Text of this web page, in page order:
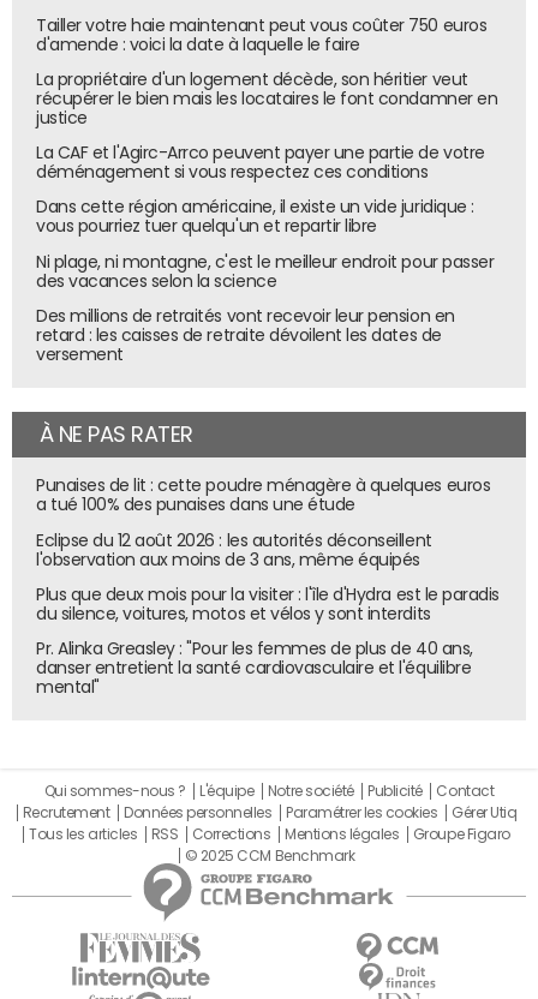
Tailler votre haie maintenant peut vous coûter 750 euros
d'amende : voici la date à laquelle le faire
La propriétaire d'un logement décède, son héritier veut
récupérer le bien mais les locataires le font condamner en
justice
La CAF et l'Agirc-Arrco peuvent payer une partie de votre
déménagement si vous respectez ces conditions
Dans cette région américaine, il existe un vide juridique :
vous pourriez tuer quelqu'un et repartir libre
Ni plage, ni montagne, c'est le meilleur endroit pour passer
des vacances selon la science
Des millions de retraités vont recevoir leur pension en
retard : les caisses de retraite dévoilent les dates de
versement
À NE PAS RATER
Punaises de lit : cette poudre ménagère à quelques euros
a tué 100% des punaises dans une étude
Eclipse du 12 août 2026 : les autorités déconseillent
l'observation aux moins de 3 ans, même équipés
Plus que deux mois pour la visiter : l'île d'Hydra est le paradis
du silence, voitures, motos et vélos y sont interdits
Pr. Alinka Greasley : "Pour les femmes de plus de 40 ans,
danser entretient la santé cardiovasculaire et l'équilibre
mental"
Qui sommes-nous ? L'équipe Notre société Publicité
Contact
Recrutement
Données personnelles Paramétrer les cookies
Gérer Utiq
Tous les articles
RSS Corrections Mentions légales
Groupe Figaro
© 2025 CCM Benchmark